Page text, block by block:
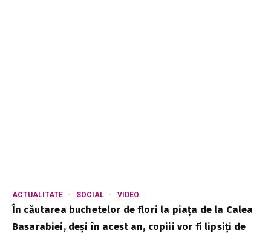
ACTUALITATE SOCIAL VIDEO
În căutarea buchetelor de flori la piața de la Calea
Basarabiei, deși în acest an, copiii vor fi lipsiți de